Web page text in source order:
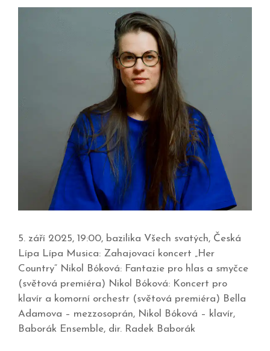
5. září 2025, 19:00, bazilika Všech svatých, Česká
Lípa Lípa Musica: Zahajovací koncert „Her
Country“ Nikol Bóková: Fantazie pro hlas a smyčce
(světová premiéra) Nikol Bóková: Koncert pro
klavír a komorní orchestr (světová premiéra) Bella
Adamova – mezzosoprán, Nikol Bóková – klavír,
Baborák Ensemble, dir. Radek Baborák